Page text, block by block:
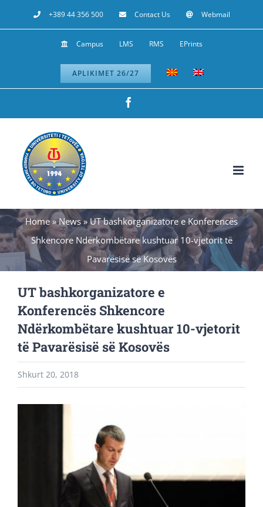
to
+389 44 356 500 Contact Us Webmail
Campus LMS RMS EPrints
APLIKIMET 26/27
Home»News»UT bashkorganizatore e Konferencës
Shkencore Ndërkombëtare kushtuar 10-vjetorit të
Pavarësisë së Kosovës
UT bashkorganizatore e
Konferencës Shkencore
Ndërkombëtare kushtuar 10-vjetorit
të Pavarësisë së Kosovës
Shkurt 20, 2018